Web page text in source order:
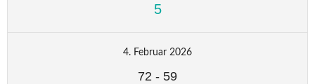
5
4. Februar 2026
72 - 59